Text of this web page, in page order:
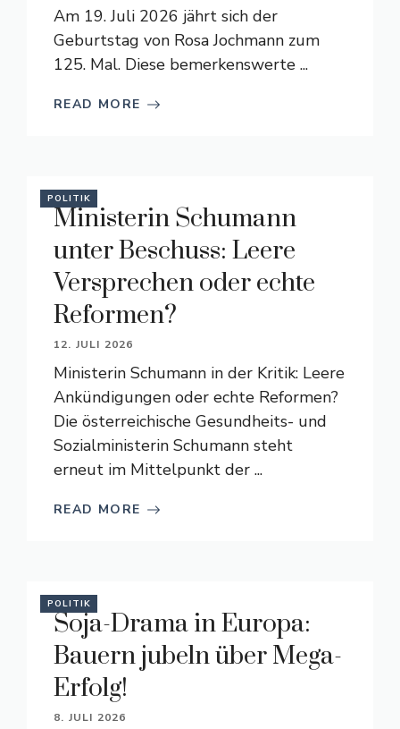
Am 19. Juli 2026 jährt sich der
Geburtstag von Rosa Jochmann zum
125. Mal. Diese bemerkenswerte ...
READ MORE
POLITIK
Ministerin Schumann
unter Beschuss: Leere
Versprechen oder echte
Reformen?
12. JULI 2026
Ministerin Schumann in der Kritik: Leere
Ankündigungen oder echte Reformen?
Die österreichische Gesundheits- und
Sozialministerin Schumann steht
erneut im Mittelpunkt der ...
READ MORE
POLITIK
Soja-Drama in Europa:
Bauern jubeln über Mega-
Erfolg!
8. JULI 2026